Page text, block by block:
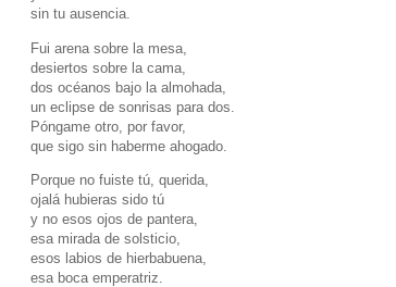
sin tu ausencia.
Fui arena sobre la mesa,
desiertos sobre la cama,
dos océanos bajo la almohada,
un eclipse de sonrisas para dos.
Póngame otro, por favor,
que sigo sin haberme ahogado.
Porque no fuiste tú, querida,
ojalá hubieras sido tú
y no esos ojos de pantera,
esa mirada de solsticio,
esos labios de hierbabuena,
esa boca emperatriz.